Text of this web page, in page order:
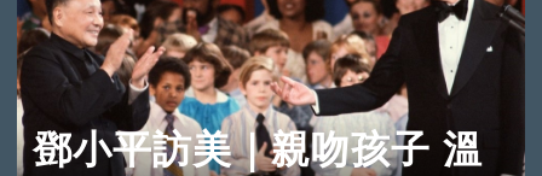
鄧小平訪美｜親吻孩子 溫